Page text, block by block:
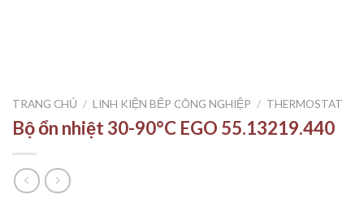
TRANG CHỦ / LINH KIỆN BẾP CÔNG NGHIỆP / THERMOSTAT
Bộ ổn nhiệt 30-90°C EGO 55.13219.440